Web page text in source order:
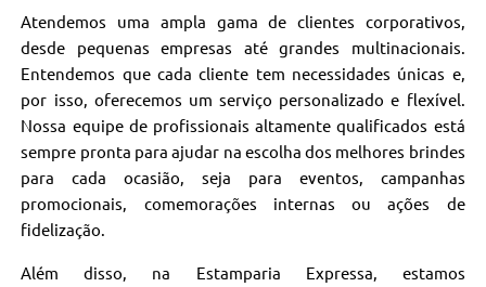
Atendemos uma ampla gama de clientes corporativos,
desde pequenas empresas até grandes multinacionais.
Entendemos que cada cliente tem necessidades únicas e,
por isso, oferecemos um serviço personalizado e flexível.
Nossa equipe de profissionais altamente qualificados está
sempre pronta para ajudar na escolha dos melhores brindes
para cada ocasião, seja para eventos, campanhas
promocionais, comemorações internas ou ações de
fidelização.
Além disso, na Estamparia Expressa, estamos